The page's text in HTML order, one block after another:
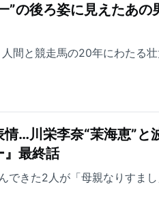
”の後ろ姿に見えたあ
間と競走馬の20年にわたる
…川栄李奈“茉海恵”と
』最終話
できた2人が「母親なりすま